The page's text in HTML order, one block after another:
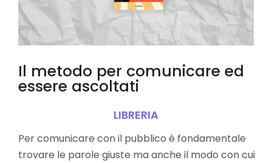
Il metodo per comunicare ed
essere ascoltati
LIBRERIA
Per comunicare con il pubblico è fondamentale
trovare le parole giuste ma anche il modo con cui